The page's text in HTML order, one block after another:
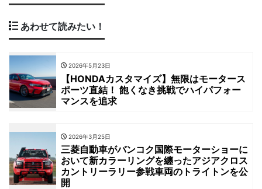
あわせて読みたい！
2026年5月23日
【HONDAカスタマイズ】無限はモータース
ポーツ直結！ 飽くなき挑戦でハイパフォー
マンスを追求
2026年3月25日
三菱自動車がバンコク国際モーターショーに
おいて新カラーリングを纏ったアジアクロス
カントリーラリー参戦車両のトライトンを公
開